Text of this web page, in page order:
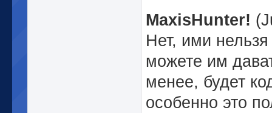
MaxisHunter!
Нет, ими
можете им
менее, будет
особенно это